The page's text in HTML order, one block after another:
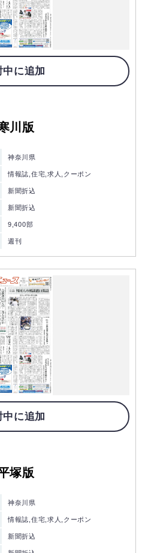
中に追加
川版
神奈川県
情報誌,住宅,求人,クーポン
新聞折込
新聞折込
9,400部
週刊
中に追加
塚版
神奈川県
情報誌,住宅,求人,クーポン
新聞折込